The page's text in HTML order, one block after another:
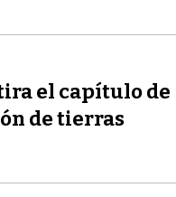
el capítulo de
de tierras